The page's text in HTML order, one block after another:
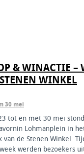
& WINACTIE –
WINKEL
30 mei
tot en met 30 mei
Lohmanplein in
van de Stenen Winkel.
werden bezoekers